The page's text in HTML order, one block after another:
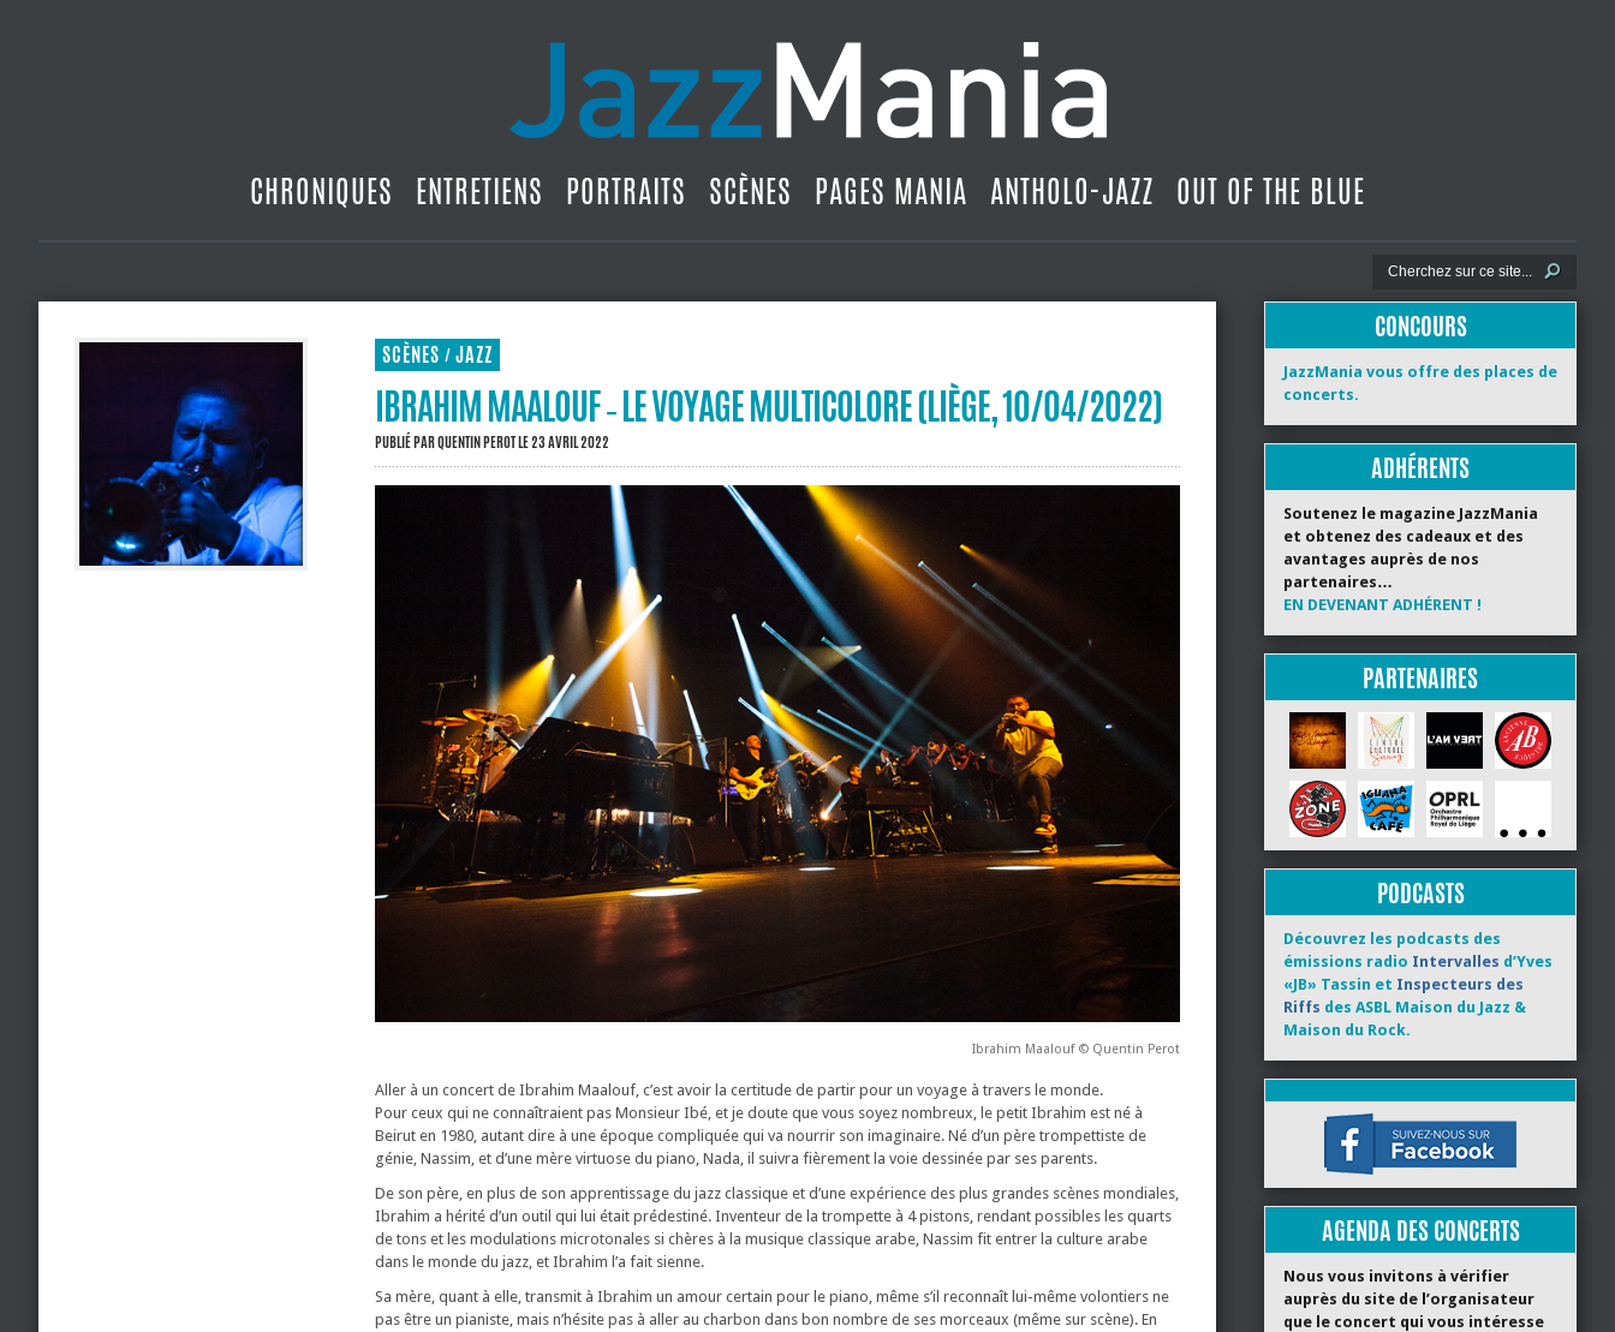
CHRONIQUES ENTRETIENS PORTRAITS SCÈNES PAGES MANIA ANTHOLO-JAZZ OUT OF THE BLUE
SCÈNES / JAZZ
IBRAHIM MAALOUF ‐ LE VOYAGE MULTICOLORE (LIÈGE, 10/04/2022)
PUBLIÉ PARQUENTIN PEROTLE 23 AVRIL 2022
Ibrahim Maalouf © Quentin Perot
Aller à un concert de Ibrahim Maalouf, c’est avoir la certitude de partir pour un voyage à travers le monde.
Pour ceux qui ne connaîtraient pas Monsieur Ibé, et je doute que vous soyez nombreux, le petit Ibrahim est né à
Beirut en 1980, autant dire à une époque compliquée qui va nourrir son imaginaire. Né d’un père trompettiste de
génie, Nassim, et d’une mère virtuose du piano, Nada, il suivra fièrement la voie dessinée par ses parents.
De son père, en plus de son apprentissage du jazz classique et d’une expérience des plus grandes scènes mondiales,
Ibrahim a hérité d’un outil qui lui était prédestiné. Inventeur de la trompette à 4 pistons, rendant possibles les quarts
de tons et les modulations microtonales si chères à la musique classique arabe, Nassim fit entrer la culture arabe
dans le monde du jazz, et Ibrahim l’a fait sienne.
Sa mère, quant à elle, transmit à Ibrahim un amour certain pour le piano, même s’il reconnaît lui-même volontiers ne
pas être un pianiste, mais n’hésite pas à aller au charbon dans bon nombre de ses morceaux (même sur scène). En
CONCOURS
JazzMania vous offre des places de
concerts.
ADHÉRENTS
Soutenez le magazine JazzMania
et obtenez des cadeaux et des
avantages auprès de nos
partenaires…
EN DEVENANT ADHÉRENT !
PARTENAIRES
PODCASTS
Découvrez les podcasts des
émissions radio Intervalles d’Yves
«JB» Tassin et Inspecteurs des
Riffs des ASBL Maison du Jazz &
Maison du Rock.
AGENDA DES CONCERTS
Nous vous invitons à vérifier
auprès du site de l’organisateur
que le concert qui vous intéresse